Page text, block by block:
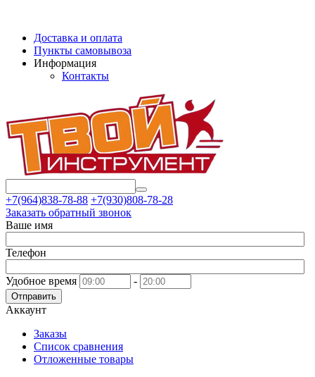
Доставка и оплата
Пункты самовывоза
Информация
Контакты
+7(964)838-78-88 +7(930)808-78-28
Заказать обратный звонок
Ваше имя
Телефон
Удобное время -
Отправить
Аккаунт
Заказы
Список сравнения
Отложенные товары